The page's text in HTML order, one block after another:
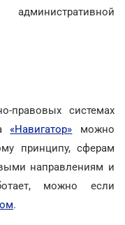
правовых системах
«Навигатор» можно
принципу, сферам
направлениям и
можно если
.